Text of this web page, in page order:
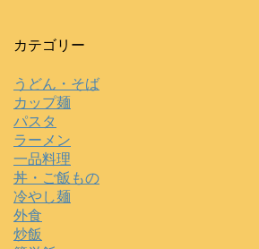
カテゴリー
うどん・そば
カップ麺
パスタ
ラーメン
一品料理
丼・ご飯もの
冷やし麺
外食
炒飯